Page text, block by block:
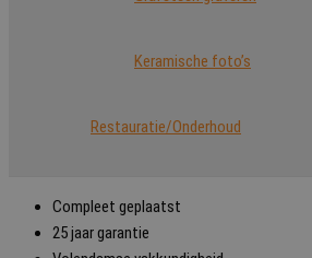
Keramische foto’s
Restauratie/Onderhoud
Compleet geplaatst
25 jaar garantie